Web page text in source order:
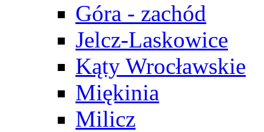
Góra - zachód
Jelcz-Laskowice
Kąty Wrocławskie
Miękinia
Milicz